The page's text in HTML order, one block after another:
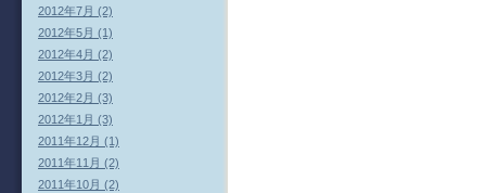
2012年7月 (2)
2012年5月 (1)
2012年4月 (2)
2012年3月 (2)
2012年2月 (3)
2012年1月 (3)
2011年12月 (1)
2011年11月 (2)
2011年10月 (2)